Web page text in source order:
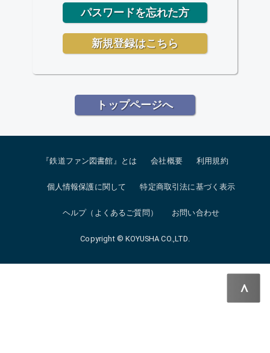
トップページへ
『鉄道ファン図書館』とは 会社概要 利用規約
個人情報保護に関して 特定商取引法に基づく表示
ヘルプ（よくあるご質問） お問い合わせ
Copyright © KOYUSHA CO.,LTD.